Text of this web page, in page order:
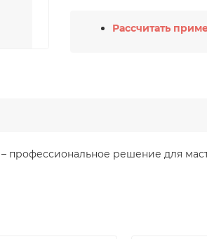
Рассчитать
профессиональное решение для